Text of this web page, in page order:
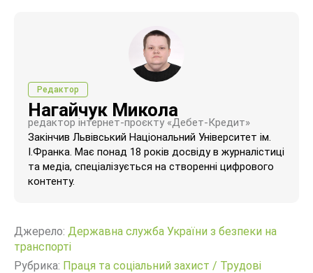
Редактор
Нагайчук Микола
редактор інтернет-проєкту «Дебет-Кредит»
Закінчив Львівський Національний Університет ім.
І.Франка. Має понад 18 років досвіду в журналістиці
та медіа, спеціалізується на створенні цифрового
контенту.
Джерело: Державна служба України з безпеки на
транспорті
Рубрика: Праця та соціальний захист / Трудові